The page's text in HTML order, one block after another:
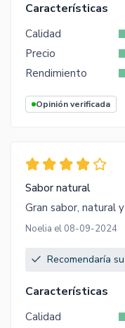
Características
Calidad
Precio
Rendimiento
Opinión verificada
Sabor natural
Gran sabor, natural
Noelia el 08-09-2024
Recomendaría
Características
Calidad